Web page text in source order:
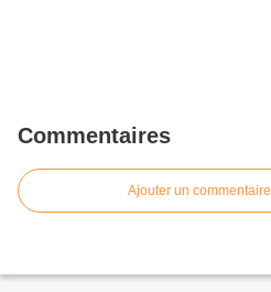
Commentaires
Ajouter un commentaire